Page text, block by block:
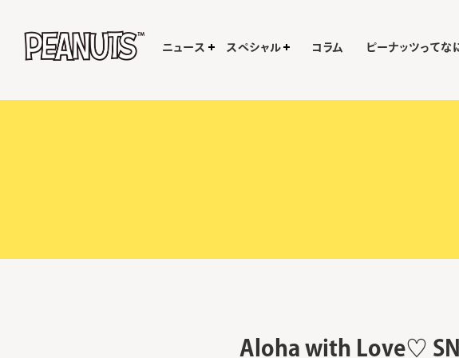
ニュース スペシャル コラム ピーナッツってな
Aloha with Love♡